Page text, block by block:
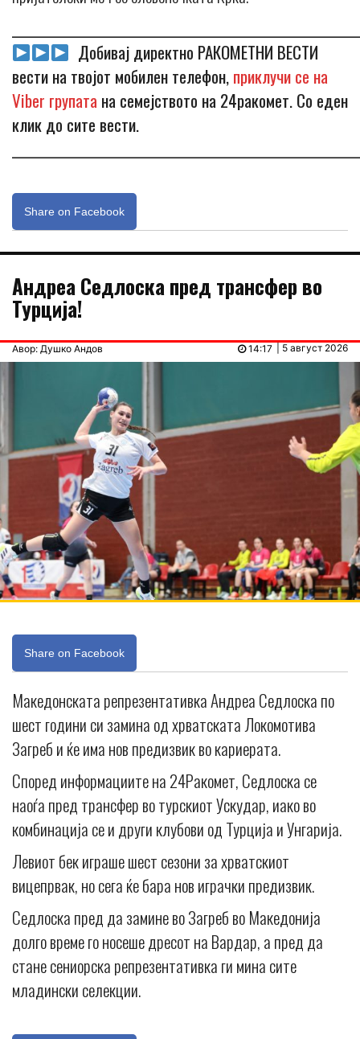
Добивај директно РАКОМЕТНИ ВЕСТИ
вести на твојот мобилен телефон,приклучи се на
Viber групата на семејството на 24ракомет. Со еден
клик до сите вести.
Share on Facebook
Андреа Седлоска пред трансфер во
Турција!
Авор: Душко Андов | 5 август 2026
14:17
Share on Facebook
Македонската репрезентативка Андреа Седлоска по
шест години си замина од хрватската Локомотива
Загреб и ќе има нов предизвик во кариерата.
Според информациите на 24Ракомет, Седлоска се
наоѓа пред трансфер во турскиот Ускудар, иако во
комбинација се и други клубови од Турција и Унгарија.
Левиот бек играше шест сезони за хрватскиот
вицепрвак, но сега ќе бара нов играчки предизвик.
Седлоска пред да замине во Загреб во Македонија
долго време го носеше дресот на Вардар, а пред да
стане сениорска репрезентативка ги мина сите
младински селекции.